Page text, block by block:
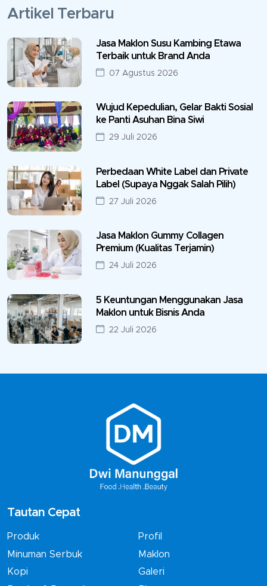
Artikel Terbaru
Jasa Maklon Susu Kambing Etawa
Terbaik untuk Brand Anda
07 Agustus 2026
Wujud Kepedulian, Gelar Bakti Sosial
ke Panti Asuhan Bina Siwi
29 Juli 2026
Perbedaan White Label dan Private
Label (Supaya Nggak Salah Pilih)
27 Juli 2026
Jasa Maklon Gummy Collagen
Premium (Kualitas Terjamin)
24 Juli 2026
5 Keuntungan Menggunakan Jasa
Maklon untuk Bisnis Anda
22 Juli 2026
Tautan Cepat
Produk
Minuman Serbuk
Kopi
Profil
Maklon
Galeri